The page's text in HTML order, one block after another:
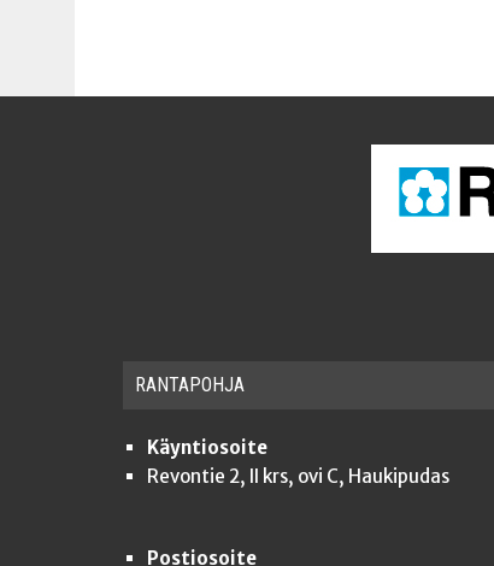
RAN­TA­POH­JA
Käyntiosoite
Revontie 2, II krs, ovi C, Haukipudas
Postiosoite